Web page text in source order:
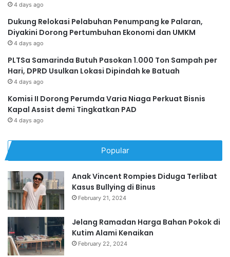
4 days ago
Dukung Relokasi Pelabuhan Penumpang ke Palaran,
Diyakini Dorong Pertumbuhan Ekonomi dan UMKM
4 days ago
PLTSa Samarinda Butuh Pasokan 1.000 Ton Sampah per
Hari, DPRD Usulkan Lokasi Dipindah ke Batuah
4 days ago
Komisi II Dorong Perumda Varia Niaga Perkuat Bisnis
Kapal Assist demi Tingkatkan PAD
4 days ago
Popular
Anak Vincent Rompies Diduga Terlibat
Kasus Bullying di Binus
February 21, 2024
Jelang Ramadan Harga Bahan Pokok di
Kutim Alami Kenaikan
February 22, 2024